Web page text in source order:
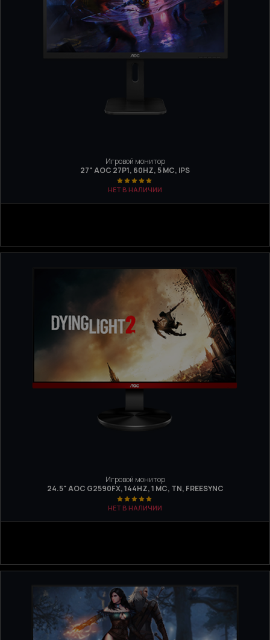
Игровой монитор
27" AOC 27P1, 60HZ, 5 МС, IPS
НЕТ В НАЛИЧИИ
Игровой монитор
24.5" AOC G2590FX, 144HZ, 1 МС, TN, FREESYNC
НЕТ В НАЛИЧИИ